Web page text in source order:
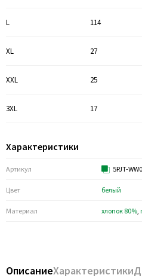
L 114
XL 27
XXL 25
3XL 17
Характеристики
Артикул 5PJT-
Цвет белый
Материал хлопок 80%,
ОписаниеХарактеристики